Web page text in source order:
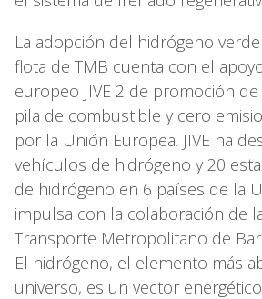
La adopción del hidrógeno
flota de TMB cuenta con el
europeo JIVE 2 de promoción
pila de combustible y cero
por la Unión Europea. JIVE ha
vehículos de hidrógeno y 20
de hidrógeno en 6 países de la
impulsa con la colaboración de
Transporte Metropolitano de
El hidrógeno, el elemento más
universo, es un vector